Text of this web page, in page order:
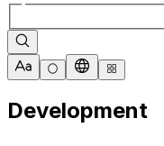
Development